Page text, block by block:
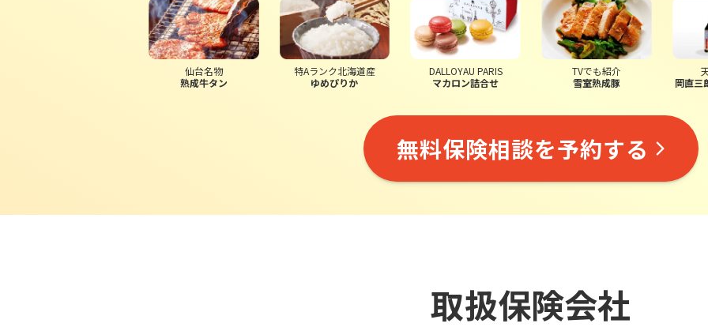
仙台名物
熟成牛タン
特Aランク北海道産
ゆめぴりか
DALLOYAU PARIS
マカロン詰合せ
TVでも紹介
雪室熟成豚
岡直三
無料保険相談を予約する
取扱保険会社